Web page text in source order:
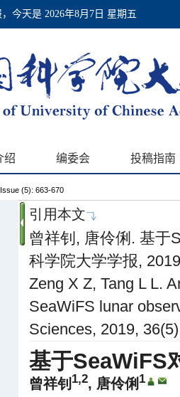
Issue (5): 663-670
引用本文
曾祥钊, 唐伶俐. 基于
科学院大学学报,
Zeng X Z, Tang L L.
SeaWiFS lunar
Sciences, 2019,
基于SeaWiFS
曾祥钊 1,2, 唐伶俐 1